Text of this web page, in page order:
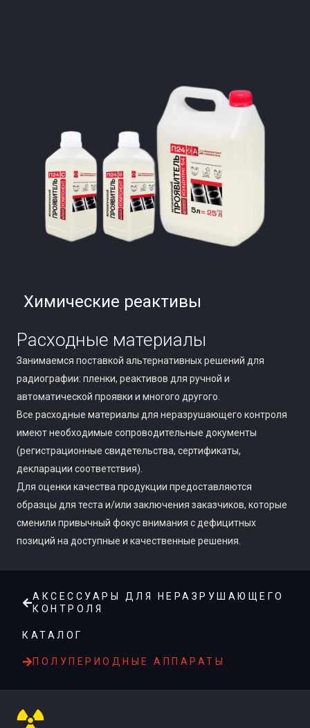
Химические реактивы
Расходные материалы
Занимаемся поставкой альтернативных решений для
радиографии: пленки, реактивов для ручной и
автоматической проявки и многого другого.
Все расходные материалы для неразрушающего контроля
имеют необходимые сопроводительные документы
(регистрационные свидетельства, сертификаты,
декларации соответствия).
Для оценки качества продукции предоставляются
образцы для теста и/или заключения заказчиков, которые
сменили привычный фокус внимания с дефицитных
позиций на доступные и качественные решения.
АКСЕССУАРЫ ДЛЯ НЕРАЗРУШАЮЩЕГО
КОНТРОЛЯ
КАТАЛОГ
ПОЛУПЕРИОДНЫЕ АППАРАТЫ